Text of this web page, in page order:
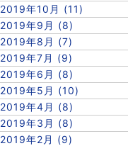
2019年10月 (11)
2019年9月 (8)
2019年8月 (7)
2019年7月 (9)
2019年6月 (8)
2019年5月 (10)
2019年4月 (8)
2019年3月 (8)
2019年2月 (9)